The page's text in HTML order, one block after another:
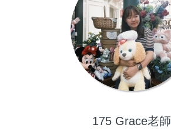
175 Grace老師